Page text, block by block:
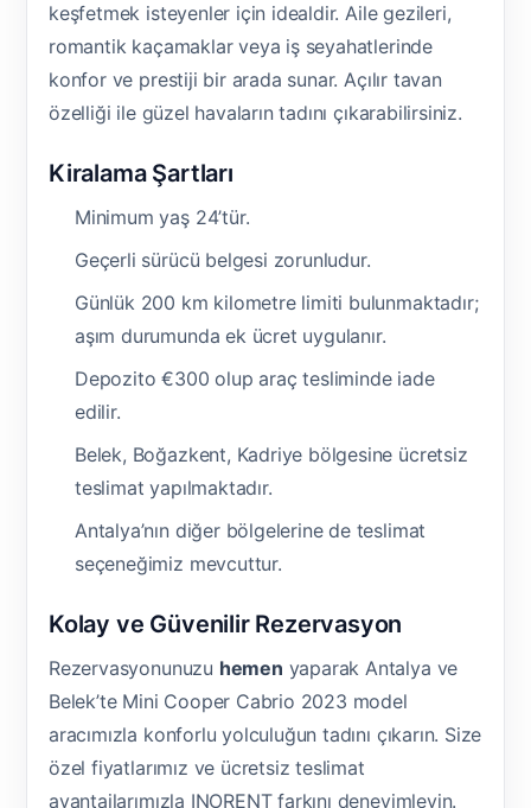
keşfetmek isteyenler için idealdir. Aile gezileri,
romantik kaçamaklar veya iş seyahatlerinde
konfor ve prestiji bir arada sunar. Açılır tavan
özelliği ile güzel havaların tadını çıkarabilirsiniz.
Kiralama Şartları
Minimum yaş 24’tür.
Geçerli sürücü belgesi zorunludur.
Günlük 200 km kilometre limiti bulunmaktadır;
aşım durumunda ek ücret uygulanır.
Depozito €300 olup araç tesliminde iade
edilir.
Belek, Boğazkent, Kadriye bölgesine ücretsiz
teslimat yapılmaktadır.
Antalya’nın diğer bölgelerine de teslimat
seçeneğimiz mevcuttur.
Kolay ve Güvenilir Rezervasyon
Rezervasyonunuzu hemen yaparak Antalya ve
Belek’te Mini Cooper Cabrio 2023 model
aracımızla konforlu yolculuğun tadını çıkarın. Size
özel fiyatlarımız ve ücretsiz teslimat
avantajlarımızla INORENT farkını deneyimleyin.